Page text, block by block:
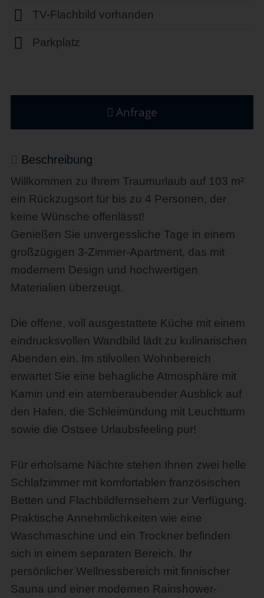
TV-Flachbild vorhanden
Parkplatz
Anfrage
Beschreibung
Willkommen zu Ihrem Traumurlaub auf 103 m²
ein Rückzugsort für bis zu 4 Personen, der
keine Wünsche offenlässt!
Genießen Sie unvergessliche Tage in einem
großzügigen 3-Zimmer-Apartment, das mit
modernem Design und hochwertigen
Materialien überzeugt.
Die offene, voll ausgestattete Küche mit einem
eindrucksvollen Wandbild lädt zu kulinarischen
Abenden ein. Im stilvollen Wohnbereich
erwartet Sie eine behagliche Atmosphäre mit
Kamin und ein atemberaubender Ausblick auf
den Hafen, die Schleimündung mit Leuchtturm
sowie die Ostsee Urlaubsfeeling pur!
Für erholsame Nächte stehen Ihnen zwei helle
Schlafzimmer mit komfortablen französischen
Betten und Flachbildfernsehern zur Verfügung.
Praktische Annehmlichkeiten wie eine
Waschmaschine und ein Trockner befinden
sich in einem separaten Bereich. Ihr
persönlicher Wellnessbereich mit finnischer
Sauna und einer modernen Rainshower-